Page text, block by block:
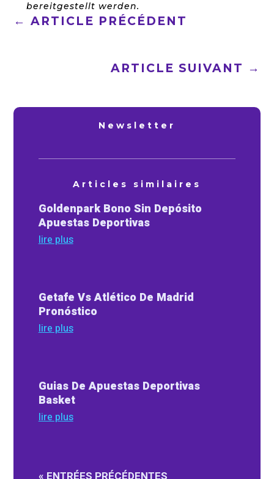
bereitgestellt werden.
←ARTICLE PRÉCÉDENT
ARTICLE SUIVANT →
Newsletter
Articles similaires
Goldenpark Bono Sin Depósito
Apuestas Deportivas
lire plus
Getafe Vs Atlético De Madrid
Pronóstico
lire plus
Guias De Apuestas Deportivas
Basket
lire plus